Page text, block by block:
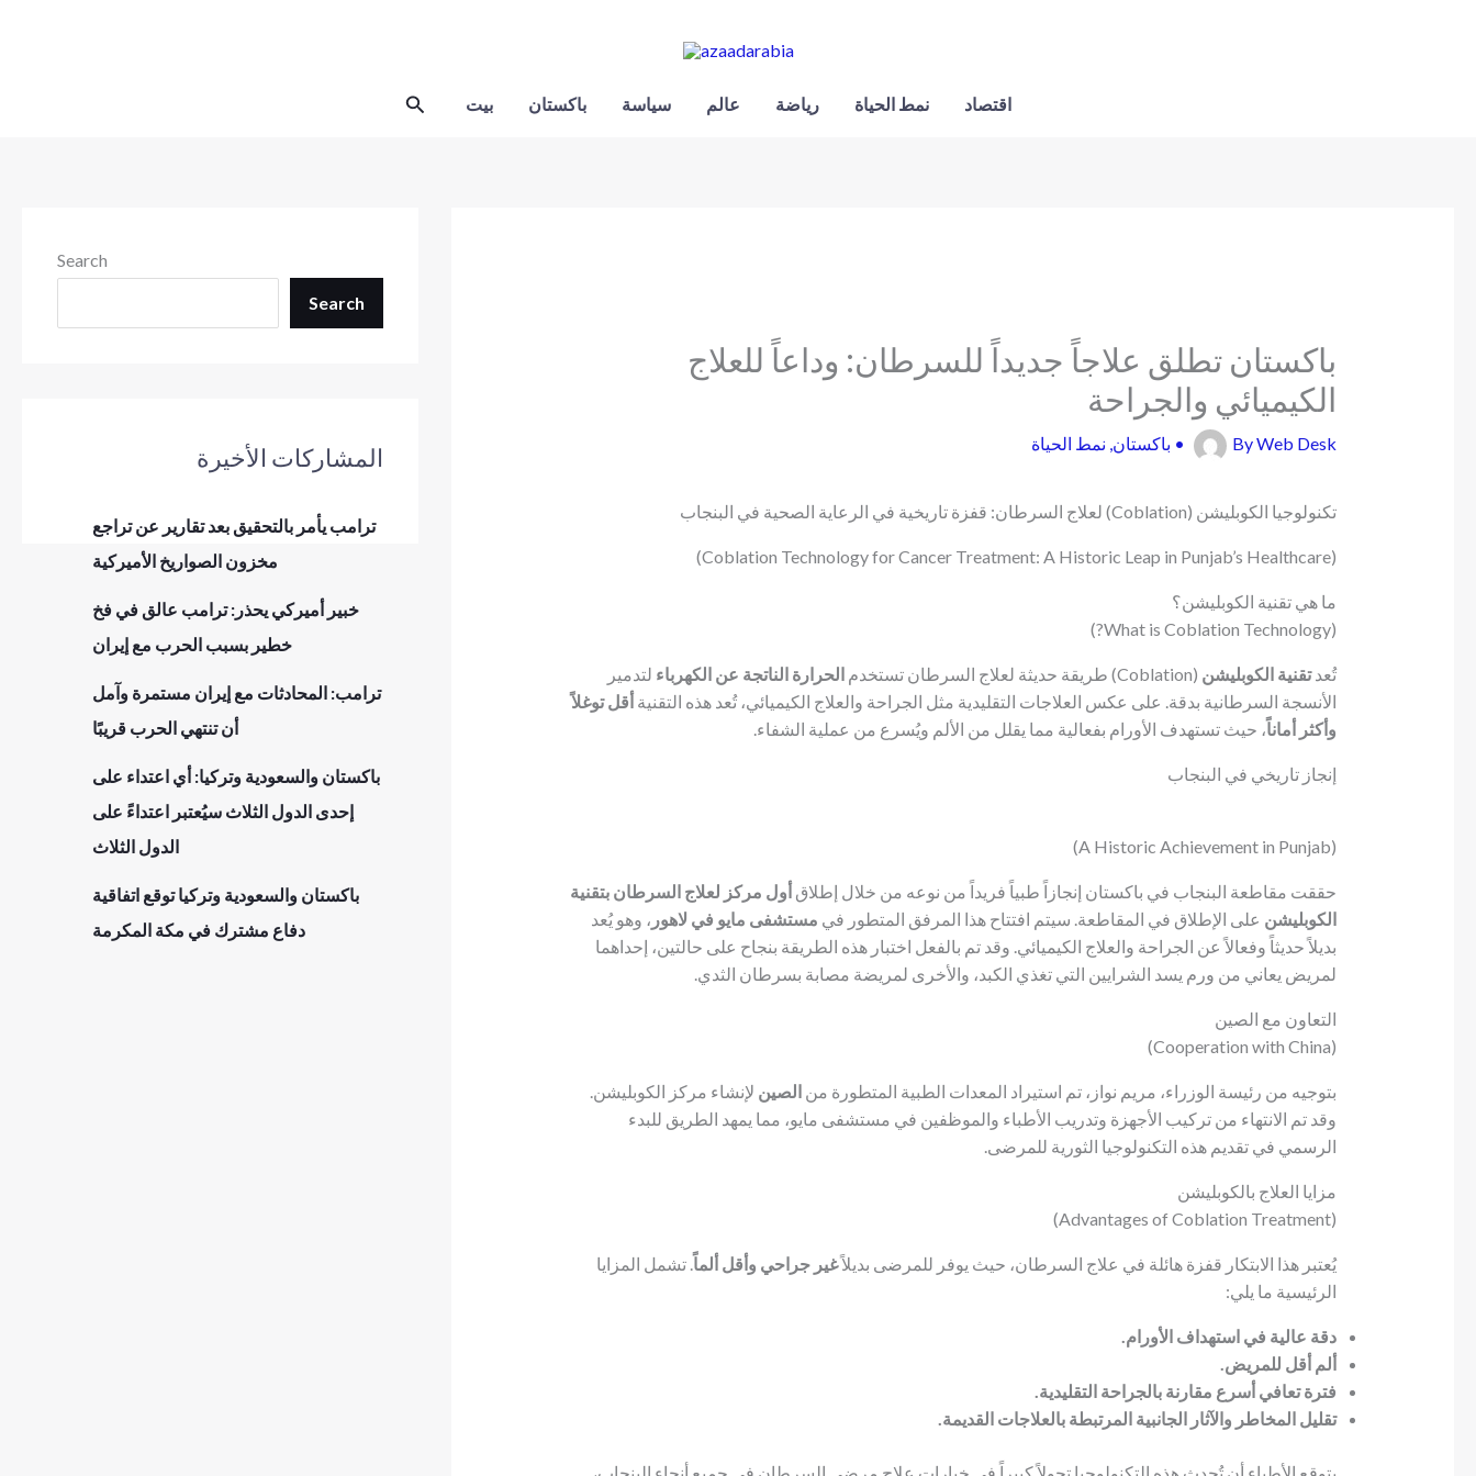
Search بيت باكستان سياسة عالم رياضة نمط الحياة اقتصاد
Search
Search
المشاركات الأخيرة
ترامب يأمر بالتحقيق بعد تقارير عن تراجع
مخزون الصواريخ الأميركية
خبير أميركي يحذر: ترامب عالق في فخ
خطير بسبب الحرب مع إيران
ترامب: المحادثات مع إيران مستمرة وآمل
أن تنتهي الحرب قريبًا
باكستان والسعودية وتركيا: أي اعتداء على
إحدى الدول الثلاث سيُعتبر اعتداءً على
الدول الثلاث
باكستان والسعودية وتركيا توقع اتفاقية
دفاع مشترك في مكة المكرمة
باكستان تطلق علاجاً جديداً للسرطان: وداعاً للعلاج
الكيميائي والجراحة
باكستان, نمط الحياة • ByWeb Desk
تكنولوجيا الكوبليشن (Coblation) لعلاج السرطان: قفزة تاريخية في الرعاية الصحية في البنجاب
(Coblation Technology for Cancer Treatment: A Historic Leap in Punjab’s Healthcare)
ما هي تقنية الكوبليشن؟
(What is Coblation Technology?)
تُعدتقنية الكوبليشن (Coblation) طريقة حديثة لعلاج السرطان تستخدم الحرارة الناتجة عن الكهرباء لتدمير
الأنسجة السرطانية بدقة. على عكس العلاجات التقليدية مثل الجراحة والعلاج الكيميائي، تُعد هذه التقنية أقل توغلاً
وأكثر أماناً، حيث تستهدف الأورام بفعالية مما يقلل من الألم ويُسرع من عملية الشفاء.
إنجاز تاريخي في البنجاب
(A Historic Achievement in Punjab)
حققت مقاطعة البنجاب في باكستان إنجازاً طبياً فريداً من نوعه من خلال إطلاق أول مركز لعلاج السرطان بتقنية
الكوبليشن على الإطلاق في المقاطعة. سيتم افتتاح هذا المرفق المتطور في مستشفى مايو في لاهور ، وهو يُعد
بديلاً حديثاً وفعالاً عن الجراحة والعلاج الكيميائي. وقد تم بالفعل اختبار هذه الطريقة بنجاح على حالتين، إحداهما
لمريض يعاني من ورم يسد الشرايين التي تغذي الكبد، والأخرى لمريضة مصابة بسرطان الثدي.
التعاون مع الصين
(Cooperation with China)
بتوجيه من رئيسة الوزراء، مريم نواز، تم استيراد المعدات الطبية المتطورة من الصين لإنشاء مركز الكوبليشن.
وقد تم الانتهاء من تركيب الأجهزة وتدريب الأطباء والموظفين في مستشفى مايو، مما يمهد الطريق للبدء
الرسمي في تقديم هذه التكنولوجيا الثورية للمرضى.
مزايا العلاج بالكوبليشن
(Advantages of Coblation Treatment)
يُعتبر هذا الابتكار قفزة هائلة في علاج السرطان، حيث يوفر للمرضى بديلاًغير جراحي وأقل ألماً. تشمل المزايا
الرئيسية ما يلي:
دقة عالية في استهداف الأورام.
ألم أقل للمريض.
فترة تعافي أسرع مقارنة بالجراحة التقليدية.
تقليل المخاطر والآثار الجانبية المرتبطة بالعلاجات القديمة.